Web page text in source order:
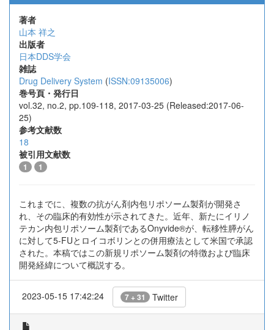
著者
山本 祥之
出版者
日本DDS学会
雑誌
Drug Delivery System (ISSN:09135006)
巻号頁・発行日
vol.32, no.2, pp.109-118, 2017-03-25 (Released:2017-06-
25)
参考文献数
18
被引用文献数
1 1
これまでに、複数の抗がん剤内包リポソーム製剤が開発さ
れ、その臨床的有効性が示されてきた。近年、新たにイリノ
テカン内包リポソーム製剤であるOnyvide®が、転移性膵がん
に対して5-FUとロイコボリンとの併用療法として米国で承認
された。本稿ではこの新規リポソーム製剤の特徴および臨床
開発経緯について概説する。
2023-05-15 17:42:24 7 + 31 Twitter